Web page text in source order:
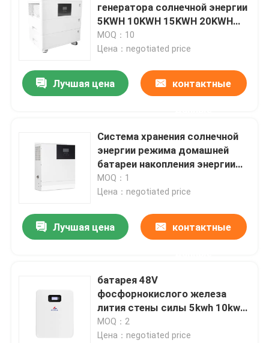
генератора солнечной энергии
5KWH 10KWH 15KWH 20KWH
домашняя
MOQ：10
Цена：negotiated price
Лучшая цена контактные
Система хранения солнечной
энергии режима домашней
батареи накопления энергии
множественная поручая
MOQ：1
Цена：negotiated price
Лучшая цена контактные
батарея 48V
фосфорнокислого железа
лития стены силы 5kwh 10kwh
для домашней
электростанции
MOQ：2
Цена：negotiated price